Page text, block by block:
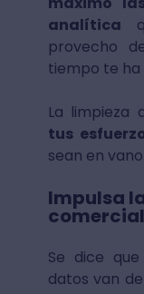
analítica
provecho
tiempo te
La limpieza
tus
sean en
Impulsa
Se dice
datos van